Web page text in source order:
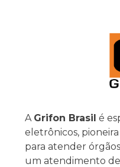
A Grifon Brasil é
eletrônicos,
para atender
um atendimento